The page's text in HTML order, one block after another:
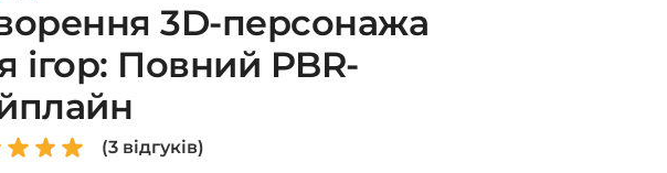
3D-персонажа
ігор: Повний PBR-
(3 відгуків)